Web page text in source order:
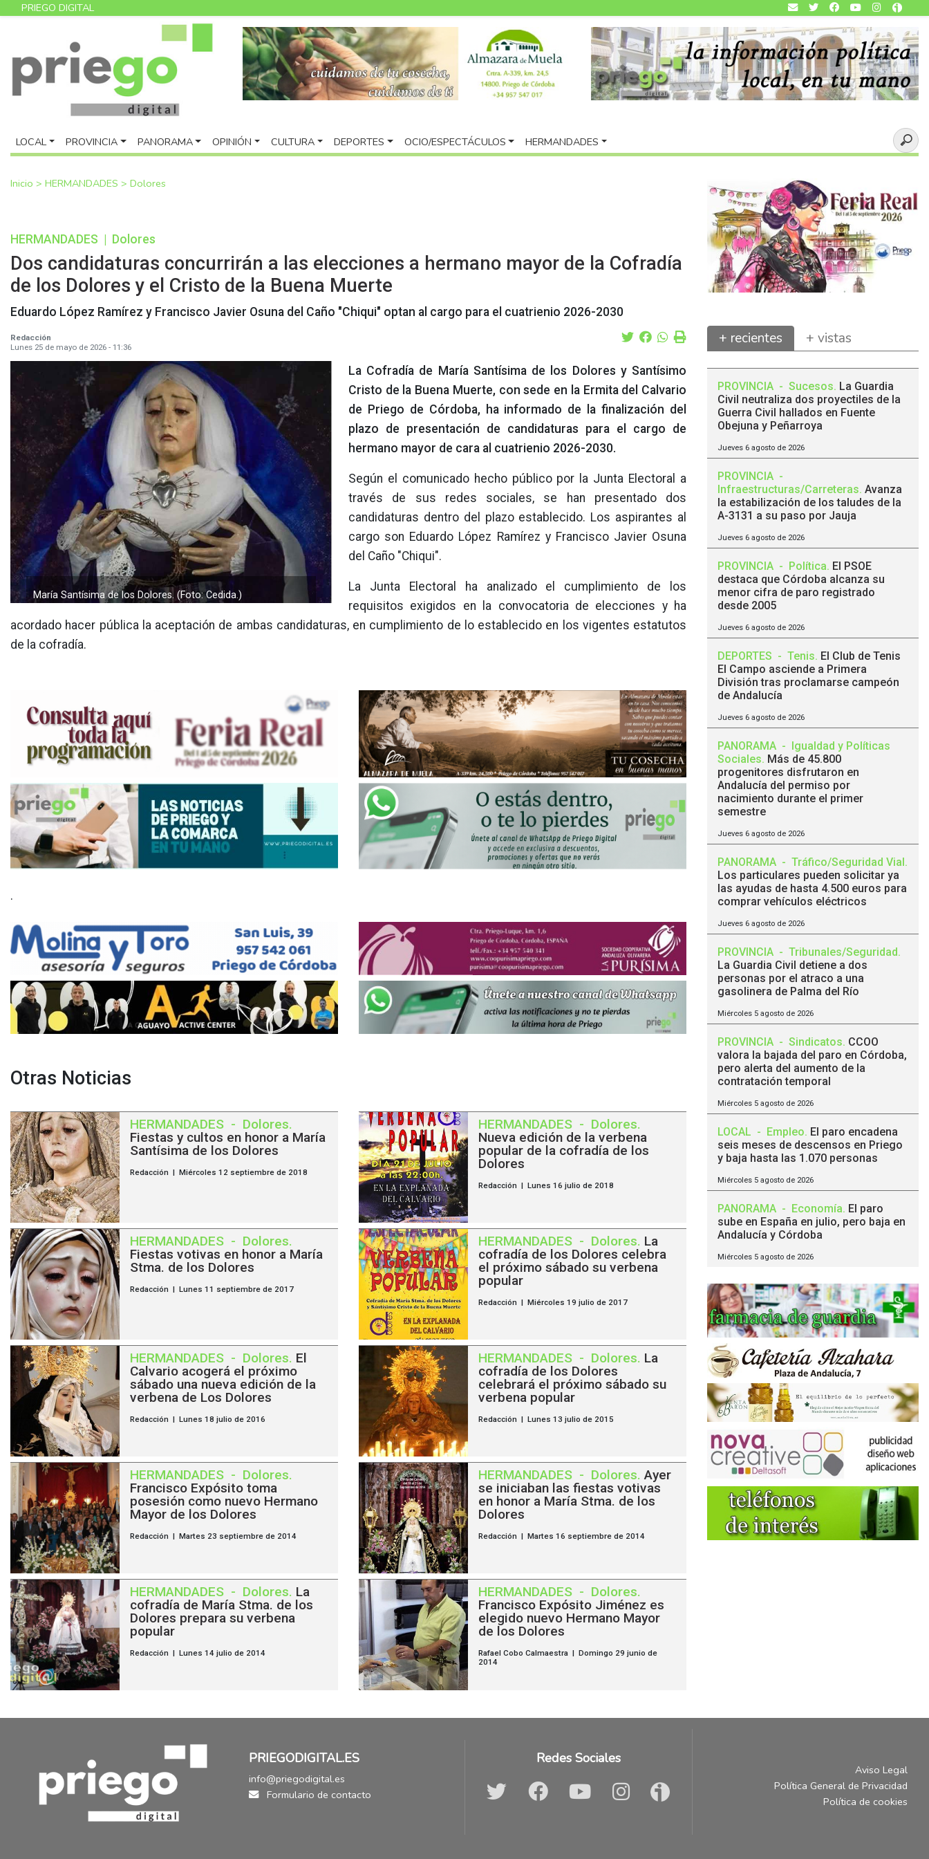
PRIEGO DIGITAL
LOCAL PROVINCIA PANORAMA OPINIÓN CULTURA DEPORTES OCIO/ESPECTÁCULOS HERMANDADES
Inicio > HERMANDADES > Dolores
HERMANDADES Dolores
Dos candidaturas concurrirán a las elecciones a hermano mayor de la Cofradía
de los Dolores y el Cristo de la Buena Muerte
Eduardo López Ramírez y Francisco Javier Osuna del Caño "Chiqui" optan al cargo para el cuatrienio 2026-2030
Redacción
Lunes 25 de mayo de 2026 - 11:36
María Santísima de los Dolores. (Foto: Cedida.)
La Cofradía de María Santísima de los Dolores y Santísimo
Cristo de la Buena Muerte, con sede en la Ermita del Calvario
de Priego de Córdoba, ha informado de la finalización del
plazo de presentación de candidaturas para el cargo de
hermano mayor de cara al cuatrienio 2026-2030.
Según el comunicado hecho público por la Junta Electoral a
través de sus redes sociales, se han presentado dos
candidaturas dentro del plazo establecido. Los aspirantes al
cargo son Eduardo López Ramírez y Francisco Javier Osuna
del Caño "Chiqui".
La Junta Electoral ha analizado el cumplimiento de los
requisitos exigidos en la convocatoria de elecciones y ha
acordado hacer pública la aceptación de ambas candidaturas, en cumplimiento de lo establecido en los vigentes estatutos
de la cofradía.
.
Otras Noticias
HERMANDADES - Dolores.
Fiestas y cultos en honor a María
Santísima de los Dolores
Redacción | Miércoles 12 septiembre de 2018
HERMANDADES - Dolores.
Nueva edición de la verbena
popular de la cofradía de los
Dolores
Redacción | Lunes 16 julio de 2018
HERMANDADES - Dolores.
Fiestas votivas en honor a María
Stma. de los Dolores
Redacción | Lunes 11 septiembre de 2017
HERMANDADES - Dolores. La
cofradía de los Dolores celebra
el próximo sábado su verbena
popular
Redacción | Miércoles 19 julio de 2017
HERMANDADES - Dolores. El
Calvario acogerá el próximo
sábado una nueva edición de la
verbena de Los Dolores
Redacción | Lunes 18 julio de 2016
HERMANDADES - Dolores. La
cofradía de los Dolores
celebrará el próximo sábado su
verbena popular
Redacción | Lunes 13 julio de 2015
HERMANDADES - Dolores.
Francisco Expósito toma
posesión como nuevo Hermano
Mayor de los Dolores
Redacción | Martes 23 septiembre de 2014
HERMANDADES - Dolores. Ayer
se iniciaban las fiestas votivas
en honor a María Stma. de los
Dolores
Redacción | Martes 16 septiembre de 2014
HERMANDADES - Dolores. La
cofradía de María Stma. de los
Dolores prepara su verbena
popular
Redacción | Lunes 14 julio de 2014
HERMANDADES - Dolores.
Francisco Expósito Jiménez es
elegido nuevo Hermano Mayor
de los Dolores
Rafael Cobo Calmaestra | Domingo 29 junio de
2014
+ recientes + vistas
PROVINCIA - Sucesos. La Guardia
Civil neutraliza dos proyectiles de la
Guerra Civil hallados en Fuente
Obejuna y Peñarroya
Jueves 6 agosto de 2026
PROVINCIA -
Infraestructuras/Carreteras. Avanza
la estabilización de los taludes de la
A-3131 a su paso por Jauja
Jueves 6 agosto de 2026
PROVINCIA - Política. El PSOE
destaca que Córdoba alcanza su
menor cifra de paro registrado
desde 2005
Jueves 6 agosto de 2026
DEPORTES - Tenis. El Club de Tenis
El Campo asciende a Primera
División tras proclamarse campeón
de Andalucía
Jueves 6 agosto de 2026
PANORAMA -
Igualdad y Políticas
Sociales. Más de 45.800
progenitores disfrutaron en
Andalucía del permiso por
nacimiento durante el primer
semestre
Jueves 6 agosto de 2026
PANORAMA - Tráfico/Seguridad Vial .
Los particulares pueden solicitar ya
las ayudas de hasta 4.500 euros para
comprar vehículos eléctricos
Jueves 6 agosto de 2026
PROVINCIA - Tribunales/Seguridad.
La Guardia Civil detiene a dos
personas por el atraco a una
gasolinera de Palma del Río
Miércoles 5 agosto de 2026
PROVINCIA - Sindicatos. CCOO
valora la bajada del paro en Córdoba,
pero alerta del aumento de la
contratación temporal
Miércoles 5 agosto de 2026
LOCAL - Empleo. El paro encadena
seis meses de descensos en Priego
y baja hasta las 1.070 personas
Miércoles 5 agosto de 2026
PANORAMA - Economía. El paro
sube en España en julio, pero baja en
Andalucía y Córdoba
Miércoles 5 agosto de 2026
PRIEGODIGITAL.ES
info@priegodigital.es
Formulario de contacto
Redes Sociales
Aviso Legal
Política General de Privacidad
Política de cookies